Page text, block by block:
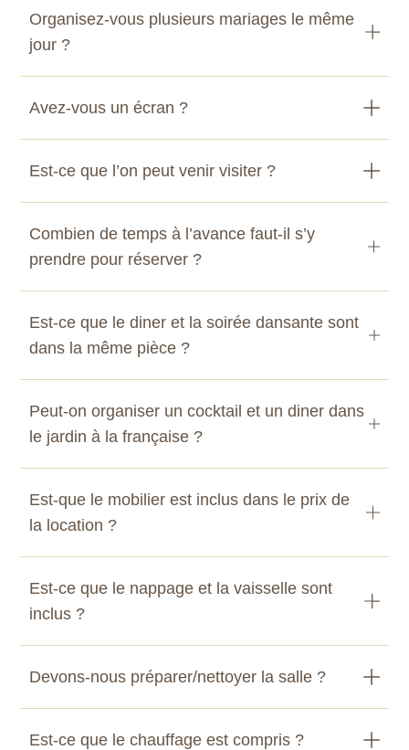
Organisez-vous plusieurs mariages le même
jour ?
Avez-vous un écran ?
Est-ce que l’on peut venir visiter ?
Combien de temps à l’avance faut-il s’y
prendre pour réserver ?
Est-ce que le diner et la soirée dansante sont
dans la même pièce ?
Peut-on organiser un cocktail et un diner dans
le jardin à la française ?
Est-que le mobilier est inclus dans le prix de
la location ?
Est-ce que le nappage et la vaisselle sont
inclus ?
Devons-nous préparer/nettoyer la salle ?
Est-ce que le chauffage est compris ?